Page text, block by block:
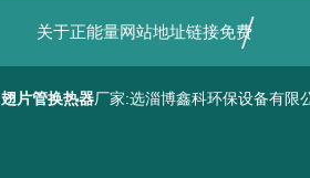
关于正能量网站地址链接免费
翅片管换热器厂家:选淄博鑫科环保设备有限